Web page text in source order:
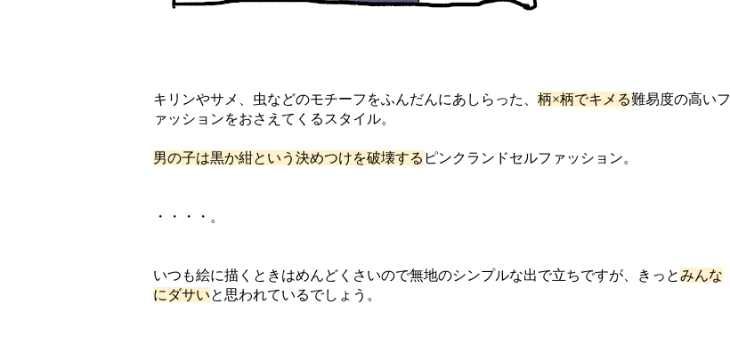
キリンやサメ、虫などのモチーフをふんだんにあしらった、 柄×柄でキメる難易度の高いフ
ァッションをおさえてくるスタイル。
男の子は黒か紺という決めつけを破壊する ピンクランドセルファッション。
・・・・。
いつも絵に描くときはめんどくさいので無地のシンプルな出で立ちですが、きっとみんな
にダサいと思われているでしょう。